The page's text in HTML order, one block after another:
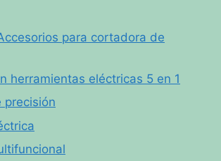
para cortadora de
herramientas eléctricas 5 en 1
precisión